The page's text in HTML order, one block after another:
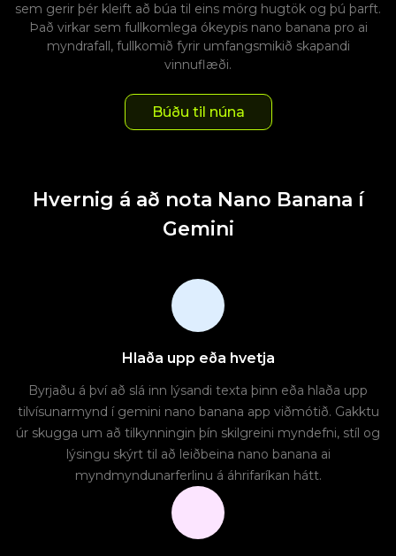
sem gerir þér kleift að búa til eins mörg hugtök og þú þarft.
Það virkar sem fullkomlega ókeypis nano banana pro ai
myndrafall, fullkomið fyrir umfangsmikið skapandi
vinnuflæði.
Búðu til núna
Hvernig á að nota Nano Banana í
Gemini
Hlaða upp eða hvetja
Byrjaðu á því að slá inn lýsandi texta þinn eða hlaða upp
tilvísunarmynd í gemini nano banana app viðmótið. Gakktu
úr skugga um að tilkynningin þín skilgreini myndefni, stíl og
lýsingu skýrt til að leiðbeina nano banana ai
myndmyndunarferlinu á áhrifaríkan hátt.